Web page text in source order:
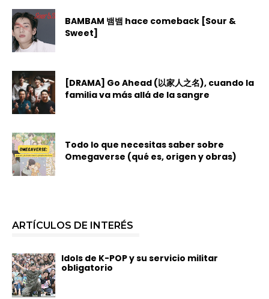
BAMBAM 뱀뱀 hace comeback [Sour &
Sweet]
[DRAMA] Go Ahead (以家人之名), cuando la
familia va más allá de la sangre
Todo lo que necesitas saber sobre
Omegaverse (qué es, origen y obras)
ARTÍCULOS DE INTERÉS
Idols de K-POP y su servicio militar
obligatorio